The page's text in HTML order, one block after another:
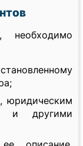
необходимо
юридическим
и другими